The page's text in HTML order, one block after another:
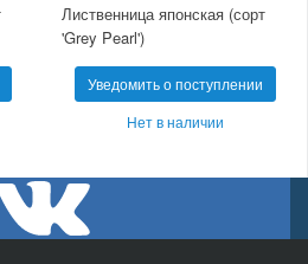
Лиственница японская (сорт
'Grey Pearl')
Уведомить о поступлении
Нет в наличии